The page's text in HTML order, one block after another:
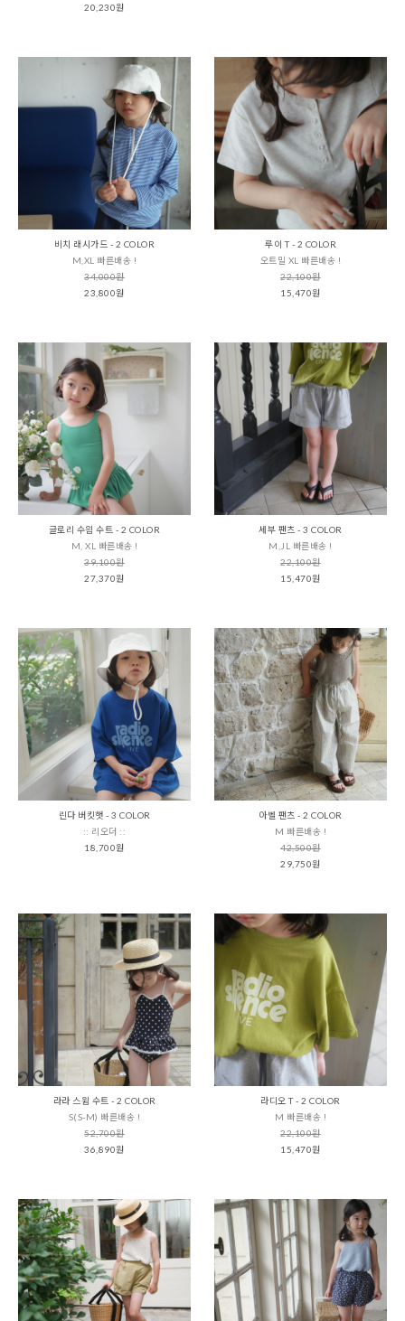
20,230원
비치 래시가드 - 2 COLOR
M,XL 빠른배송 !
34,000원
23,800원
루이 T - 2 COLOR
오트밀 XL 빠른배송 !
22,100원
15,470원
글로리 수읨 수트 - 2 COLOR
M, XL 빠른배송 !
39,100원
27,370원
세부 팬츠 - 3 COLOR
M,JL 빠른배송 !
22,100원
15,470원
린다 버킷햇 - 3 COLOR
:: 리오더 ::
18,700원
아벨 팬츠 - 2 COLOR
M 빠른배송 !
42,500원
29,750원
라라 스윔 수트 - 2 COLOR
S(S-M) 빠른배송 !
52,700원
36,890원
라디오 T - 2 COLOR
M 빠른배송 !
22,100원
15,470원